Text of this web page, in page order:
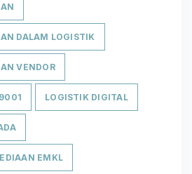
DALAM LOGISTIK
VENDOR
LOGISTIK DIGITAL
EMKL